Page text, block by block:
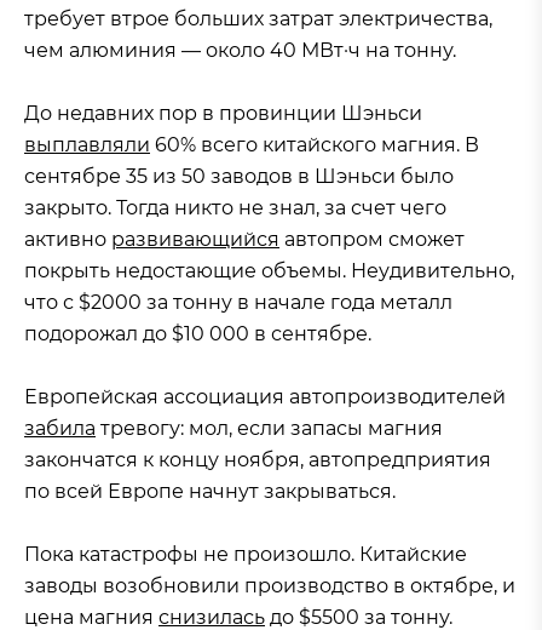
требует втрое больших затрат электричества,
чем алюминия — около 40 МВт·ч на тонну.
До недавних пор в провинции Шэньси
выплавляли 60% всего китайского магния. В
сентябре 35 из 50 заводов в Шэньси было
закрыто. Тогда никто не знал, за счет чего
активно развивающийся автопром сможет
покрыть недостающие объемы. Неудивительно,
что с $2000 за тонну в начале года металл
подорожал до $10 000 в сентябре.
Европейская ассоциация автопроизводителей
забила тревогу: мол, если запасы магния
закончатся к концу ноября, автопредприятия
по всей Европе начнут закрываться.
Пока катастрофы не произошло. Китайские
заводы возобновили производство в октябре, и
цена магния снизилась до $5500 за тонну.